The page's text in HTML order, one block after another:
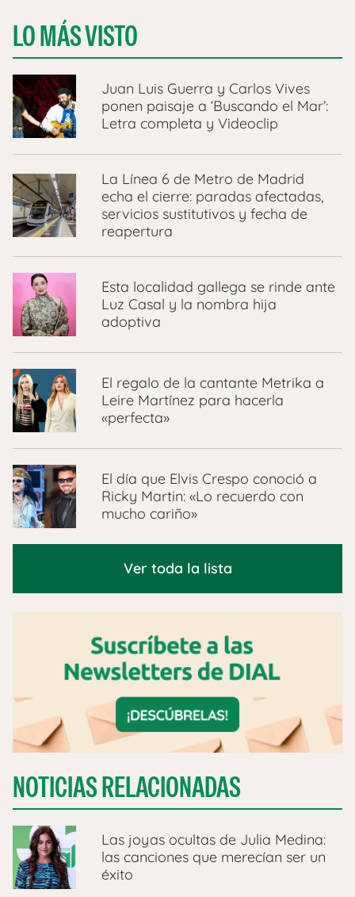
LO MÁS VISTO
Juan Luis Guerra y Carlos Vives
ponen paisaje a ‘Buscando el Mar’:
Letra completa y Videoclip
La Línea 6 de Metro de Madrid
echa el cierre: paradas afectadas,
servicios sustitutivos y fecha de
reapertura
Esta localidad gallega se rinde ante
Luz Casal y la nombra hija
adoptiva
El regalo de la cantante Metrika a
Leire Martínez para hacerla
«perfecta»
El día que Elvis Crespo conoció a
Ricky Martin: «Lo recuerdo con
mucho cariño»
Ver toda la lista
NOTICIAS RELACIONADAS
Las joyas ocultas de Julia Medina:
las canciones que merecían ser un
éxito